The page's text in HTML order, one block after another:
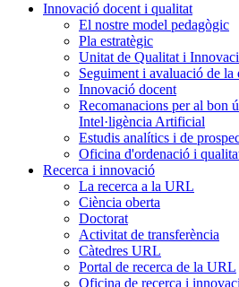
Innovació docent i qualitat
El nostre model pedagògic
Pla estratègic
Unitat de Qualitat i
Seguiment i avaluació de la
Innovació docent
Recomanacions per al bon
Intel·ligència Artificial
Estudis analítics i de
Oficina d'ordenació i
Recerca i innovació
La recerca a la URL
Ciència oberta
Doctorat
Activitat de transferència
Càtedres URL
Portal de recerca de la URL
Oficina de recerca i